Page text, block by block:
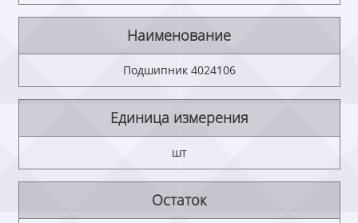
Наименование
Подшипник 4024106
Единица измерения
шт
Остаток